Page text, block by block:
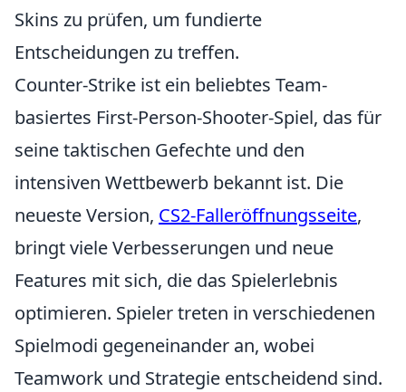
Skins zu prüfen, um fundierte
Entscheidungen zu treffen.
Counter-Strike ist ein beliebtes Team-
basiertes First-Person-Shooter-Spiel, das für
seine taktischen Gefechte und den
intensiven Wettbewerb bekannt ist. Die
neueste Version, CS2-Falleröffnungsseite,
bringt viele Verbesserungen und neue
Features mit sich, die das Spielerlebnis
optimieren. Spieler treten in verschiedenen
Spielmodi gegeneinander an, wobei
Teamwork und Strategie entscheidend sind.